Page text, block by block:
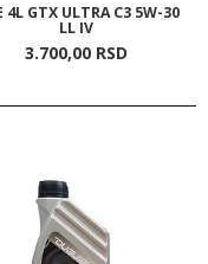
4L GTX ULTRA C3 5W-30
LL IV
3.700,00 RSD